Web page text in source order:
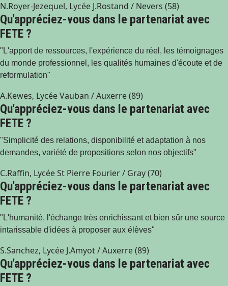
N.Royer-Jezequel, Lycée J.Rostand / Nevers (58)
Qu'appréciez-vous dans le partenariat avec
FETE ?
"L'apport de ressources, l'expérience du réel, les témoignages
du monde professionnel, les qualités humaines d'écoute et de
reformulation"
A.Kewes, Lycée Vauban / Auxerre (89)
Qu'appréciez-vous dans le partenariat avec
FETE ?
"Simplicité des relations, disponibilité et adaptation à nos
demandes, variété de propositions selon nos objectifs"
C.Raffin, Lycée St Pierre Fourier / Gray (70)
Qu'appréciez-vous dans le partenariat avec
FETE ?
"L'humanité, l'échange très enrichissant et bien sûr une source
intarissable d'idées à proposer aux élèves"
S.Sanchez, Lycée J.Amyot / Auxerre (89)
Qu'appréciez-vous dans le partenariat avec
FETE ?